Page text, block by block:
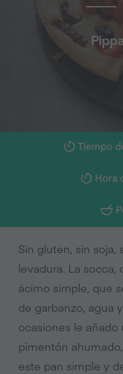
Tiempo
Hora
Sin gluten, sin soja,
levadura. La socca,
ácimo simple, que
de garbanzo, agua
ocasiones le
pimentón
este pan simple y